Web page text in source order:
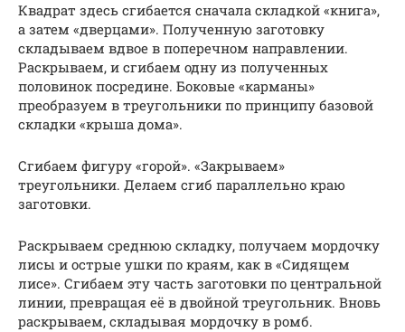
Квадрат здесь сгибается сначала складкой «книга»,
а затем «дверцами». Полученную заготовку
складываем вдвое в поперечном направлении.
Раскрываем, и сгибаем одну из полученных
половинок посредине. Боковые «карманы»
преобразуем в треугольники по принципу базовой
складки «крыша дома».
Сгибаем фигуру «горой». «Закрываем»
треугольники. Делаем сгиб параллельно краю
заготовки.
Раскрываем среднюю складку, получаем мордочку
лисы и острые ушки по краям, как в «Сидящем
лисе». Сгибаем эту часть заготовки по центральной
линии, превращая её в двойной треугольник. Вновь
раскрываем, складывая мордочку в ромб.